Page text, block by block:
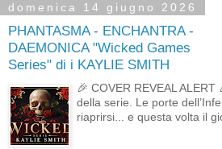
domenica 14 giugno 2026
PHANTASMA - ENCHANTRA -
DAEMONICA "Wicked Games
Series" di i KAYLIE SMITH
🎉 COVER REVEAL
della serie. Le porte
riaprirsi... e questa volta il